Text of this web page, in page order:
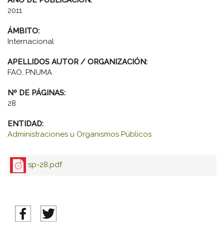
2011
ÁMBITO:
Internacional
APELLIDOS AUTOR / ORGANIZACIÓN:
FAO, PNUMA
Nº DE PÁGINAS:
28
ENTIDAD:
Administraciones u Organismos Públicos
sp-28.pdf